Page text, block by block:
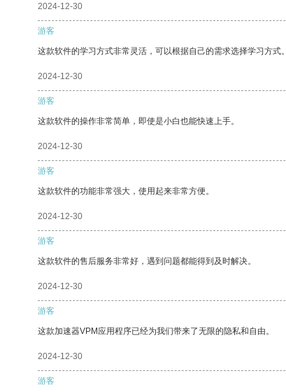
2024-12-30
游客
这款软件的学习方式非常灵活，可以根据自己的需求选择学习方式。
2024-12-30
游客
这款软件的操作非常简单，即使是小白也能快速上手。
2024-12-30
游客
这款软件的功能非常强大，使用起来非常方便。
2024-12-30
游客
这款软件的售后服务非常好，遇到问题都能得到及时解决。
2024-12-30
游客
这款加速器VPM应用程序已经为我们带来了无限的隐私和自由。
2024-12-30
游客